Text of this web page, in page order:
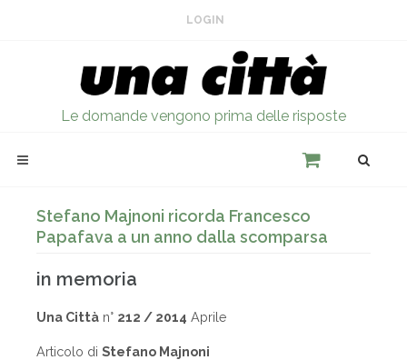
LOGIN
Le domande vengono prima delle risposte
Stefano Majnoni ricorda Francesco
Papafava a un anno dalla scomparsa
in memoria
Una Città n° 212 / 2014 Aprile
Articolo di Stefano Majnoni